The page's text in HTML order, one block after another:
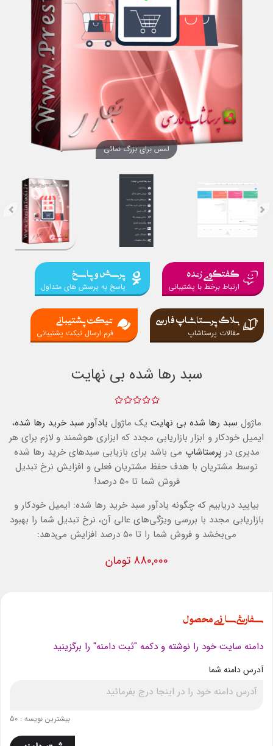
لمس برای بزرگ نمائی
گفتگوی زنده
ارتباط برخط با پشتیبانی
پرسش و پاسخ
پاسخ به پرسش های متداول
بلاگ پرستاشاپ فارسی
مقالات پرستاشاپ
تیکت پشتیبانی
فرم ارسال تیکت پشتیبانی
سبد رها شده بی نهایت
ماژول سبد رها شده بی نهایت یک ماژول یادآور سبد خرید رها شده،
ایمیل خودکار و ابزار بازاریابی مجدد که ابزاری هوشمند و لازم برای هر
مدیری در پرستاشاپ می باشد برای بازیابی سبدهای خرید رها شده
توسط مشتریان با هدف حفظ مشتریان فعلی و افزایش نرخ تبدیل
فروش شما تا 50 درصد!
بیایید دریابیم که چگونه یادآور سبد خرید رها شده: ایمیل خودکار و
بازاریابی مجدد با بررسی ویژگی‌های عالی آن، نرخ تبدیل شما را بهبود
می‌بخشد و فروش شما را تا ۵۰ درصد افزایش می‌دهد:
880,000 تومان
سفارشی سازی محصول
دامنه سایت خود را نوشته و دکمه "ثبت دامنه" را برگزینید
آدرس دامنه شما
بیشترین نویسه : 50